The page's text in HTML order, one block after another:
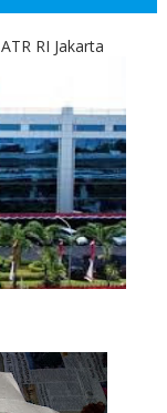
RI Jakarta